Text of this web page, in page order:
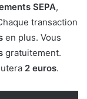
SEPA,
transaction
en plus. Vous
gratuitement.
2 euros.